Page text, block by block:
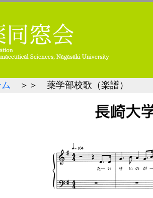
＞＞ 薬学部校歌（楽譜）